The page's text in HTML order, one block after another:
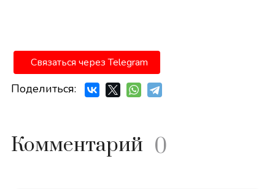
Связаться через Telegram
Поделиться:
Комментарий 0